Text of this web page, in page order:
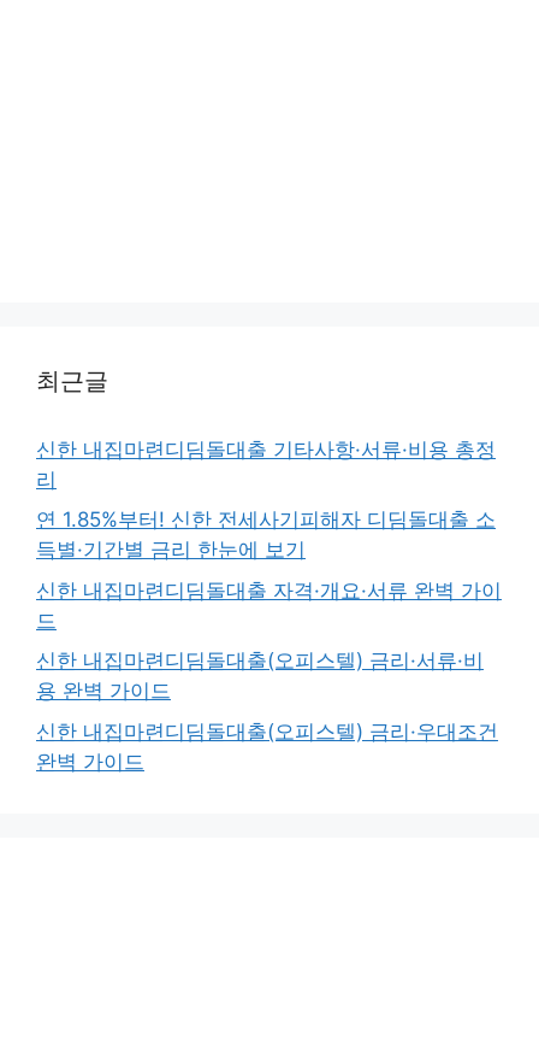
최근글
신한 내집마련디딤돌대출 기타사항·서류·비용 총정
리
연 1.85%부터! 신한 전세사기피해자 디딤돌대출 소
득별·기간별 금리 한눈에 보기
신한 내집마련디딤돌대출 자격·개요·서류 완벽 가이
드
신한 내집마련디딤돌대출(오피스텔) 금리·서류·비
용 완벽 가이드
신한 내집마련디딤돌대출(오피스텔) 금리·우대조건
완벽 가이드